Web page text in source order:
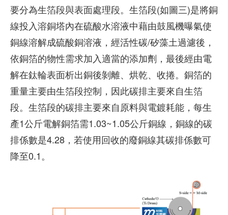
要分為生箔段與表面處理段。生箔段(如圖三)是將銅
線投入溶銅塔內在硫酸水溶液中藉由鼓風機曝氣使
銅線溶解成硫酸銅溶液，經活性碳/矽藻土過濾後，
依銅箔的物性需求加入適當的添加劑，最後經由電
解在鈦輪表面析出銅後剝離、烘乾、收捲。銅箔的
重量主要由生箔段控制，因此碳排主要來自生箔
段。生箔段的碳排主要來自原料與電鍍耗能，每生
產1公斤電解銅箔需1.03~1.05公斤銅線，銅線的碳
排係數是4.28，若使用回收的廢銅線其碳排係數可
降至0.1。